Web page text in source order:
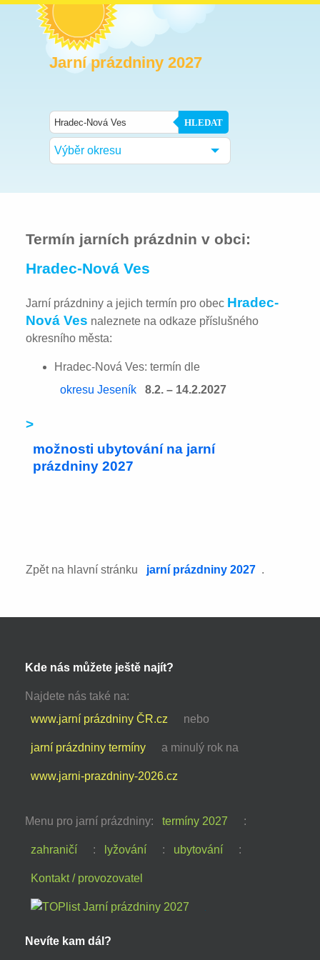
Jarní prázdniny 2027
HLEDAT
Výběr okresu
Termín jarních prázdnin v obci:
Hradec-Nová Ves
Jarní prázdniny a jejich termín pro obec Hradec-
Nová Ves naleznete na odkaze příslušného
okresního města:
Hradec-Nová Ves: termín dle
okresu Jeseník
8.2. – 14.2.2027
>
možnosti ubytování na jarní
prázdniny 2027
Zpět na hlavní stránku jarní prázdniny 2027 .
Kde nás můžete ještě najít?
Najdete nás také na:
www.jarní prázdniny ČR.cz
nebo
jarní prázdniny termíny a minulý rok na
www.jarni-prazdniny-2026.cz
Menu pro jarní prázdniny: termíny 2027 :
zahraničí : lyžování : ubytování :
Kontakt / provozovatel
Nevíte kam dál?